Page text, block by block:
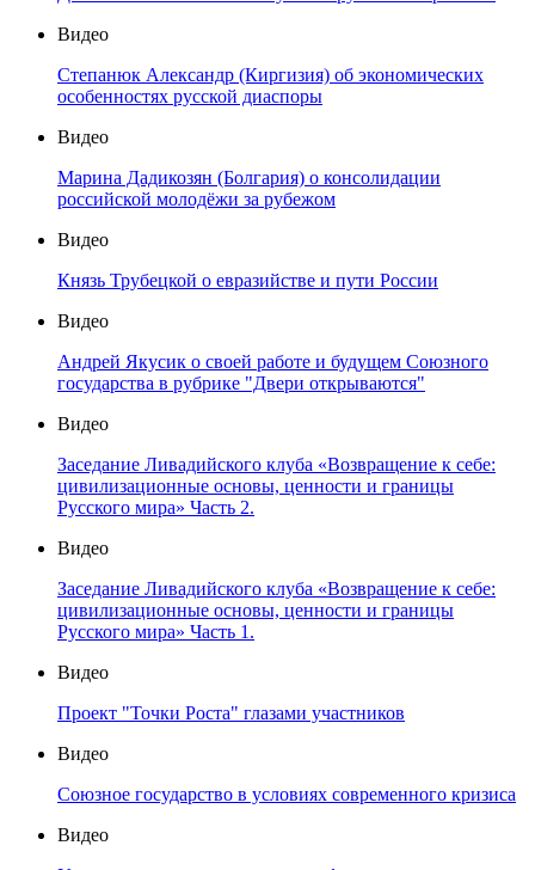
Видео
Степанюк Александр (Киргизия) об экономических
особенностях русской диаспоры
Видео
Марина Дадикозян (Болгария) о консолидации
российской молодёжи за рубежом
Видео
Князь Трубецкой о евразийстве и пути России
Видео
Андрей Якусик о своей работе и будущем Союзного
государства в рубрике "Двери открываются"
Видео
Заседание Ливадийского клуба «Возвращение к себе:
цивилизационные основы, ценности и границы
Русского мира» Часть 2.
Видео
Заседание Ливадийского клуба «Возвращение к себе:
цивилизационные основы, ценности и границы
Русского мира» Часть 1.
Видео
Проект "Точки Роста" глазами участников
Видео
Союзное государство в условиях современного кризиса
Видео